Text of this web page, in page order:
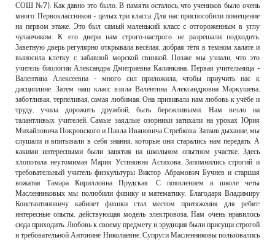
СОШ №7). Как давно это было. В памяти осталось, что учеников было очень
много. Первоклассников - целых три класса. Для нас приспособили помещение
на первом этаже. Это был самый маленький класс с отгороженным в углу
чуланчиком. К его двери нам строго-настрого не разрешали подходить.
Заветную дверь регулярно открывала весёлая, добрая тётя в темном халате и
выносила клетку с забавной морской свинкой. Позже мы узнали, что это
учитель биологии Александра Дмитриевна Калинкина. Первая учительница -
Валентина Алексеевна - много сил приложила, чтобы приучить нас к
дисциплине. Затем наш класс взяла Валентина Александровна Маркушева,
заботливая, терпеливая, самая любимая. Она прививала нам любовь к учёбе и
труду, учила дорожить дружбой, быть бережливыми. Нам везло на
талантливых учителей. Самые заядлые озорники затихали на уроках Юрия
Михайловича Покровского и Павла Ивановича Стребкова. Затаив дыхание, мы
слушали и впитывали в себя знания, которые они старались нам передать. А
какими интересными были занятия на школьном опытном участке. Здесь
хлопотала неутомимая Мария Устиновна Астахова. Запомнились строгий и
требовательный учитель физкультуры Виктор Абрамович Бучнев и старшая
вожатая Тамара Кирилловна Прудская. С появлением в школе четы
Масленниковых мы полюбили физику и математику. Благодаря Владимиру
Константиновичу кабинет физики стал местом притяжения для ребят:
интересные опыты, действующая модель электровоза. Нам очень нравилось
сюда приходить. Любовь к своему предмету и эрудиция были присущи строгой
и требовательной Антонине Николаевне. Супруги Масленниковы пользовались